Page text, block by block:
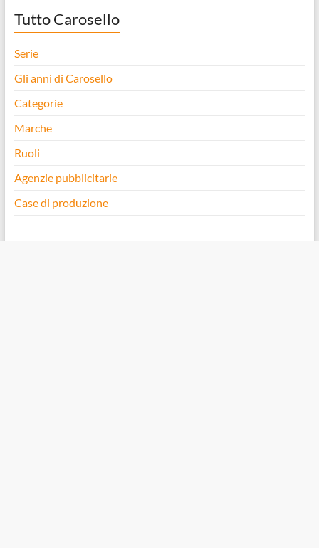
Tutto Carosello
Serie
Gli anni di Carosello
Categorie
Marche
Ruoli
Agenzie pubblicitarie
Case di produzione